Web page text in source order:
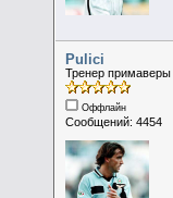
Pulici
Тренер примаверы
Оффлайн
Сообщений: 4454